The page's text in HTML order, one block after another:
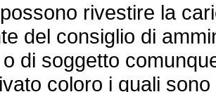
rivestire la
del consiglio di
di soggetto
coloro i quali